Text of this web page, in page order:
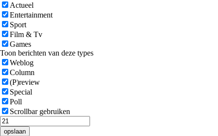
Actueel
Entertainment
Sport
Film & Tv
Games
Toon berichten van deze types
Weblog
Column
(P)review
Special
Poll
Scrollbar gebruiken
opslaan